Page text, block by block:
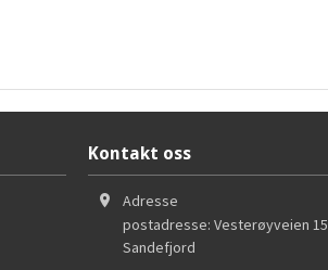
Kontakt oss
Adresse
postadresse: Vesterøyveien 15
Sandefjord